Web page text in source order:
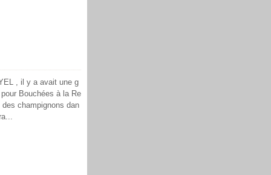
, il y a avait une g
Bouchées à la Re
champignons dan